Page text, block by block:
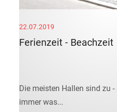
22.07.2019
Ferienzeit - Beachzeit
Die meisten Hallen sind zu
immer was...